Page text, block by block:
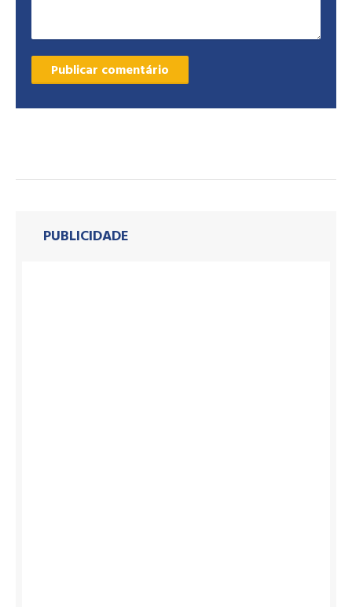
PUBLICIDADE